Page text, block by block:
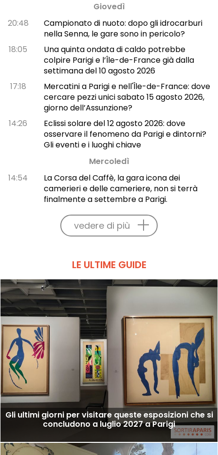
Giovedì
20:48
Campionato di nuoto: dopo gli idrocarburi
nella Senna, le gare sono in pericolo?
18:05
Una quinta ondata di caldo potrebbe
colpire Parigi e l’Île-de-France già dalla
settimana del 10 agosto 2026
17:18
Mercatini a Parigi e nell'Île-de-France: dove
cercare pezzi unici sabato 15 agosto 2026,
giorno dell’Assunzione?
14:26
Eclissi solare del 12 agosto 2026: dove
osservare il fenomeno da Parigi e dintorni?
Gli eventi e i luoghi chiave
Mercoledì
14:54
La Corsa del Caffè, la gara icona dei
camerieri e delle cameriere, non si terrà
finalmente a settembre a Parigi.
vedere di più
LE ULTIME GUIDE
Gli ultimi giorni per visitare queste esposizioni che si
concludono a luglio 2027 a Parigi